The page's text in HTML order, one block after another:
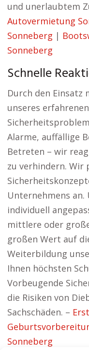
und unerlaubtem
Autovermietung
Sonneberg |
Sonneberg
Schnelle
Durch den Einsatz
unseres
Alarme, auffällige
Betreten – wir
zu verhindern. Wir
Unternehmens an.
individuell
mittlere oder
großen Wert auf
Weiterbildung
Ihnen höchsten
Vorbeugende
die Risiken von
Sachschäden. –
Sonneberg